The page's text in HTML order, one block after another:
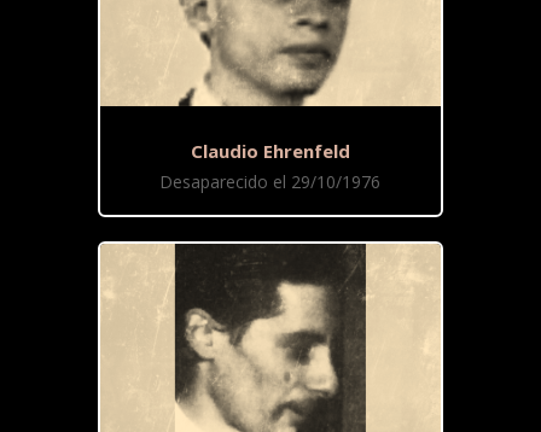
Claudio Ehrenfeld
Desaparecido el 29/10/1976